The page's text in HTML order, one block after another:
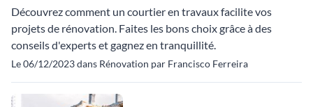
Découvrez comment un courtier en travaux facilite vos
projets de rénovation. Faites les bons choix grâce à des
conseils d'experts et gagnez en tranquillité.
Le 06/12/2023 dans Rénovation par Francisco Ferreira